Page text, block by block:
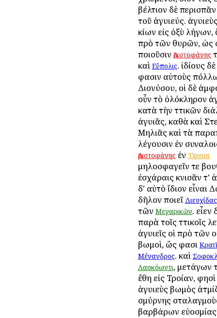
βέλτιον δὲ
τοῦ ἀγυιεύς.
κίων εἰς ὀξὺ λήγων,
πρὸ τῶν θυρῶν, ὡς
ποιοῦσιν Ἀριστοφάνης
καὶ Εὔπολις. ἰδίους
φασιν αὐτοὺς
Διονύσου, οἱ δὲ
οὖν τὸ ὁλόκληρον
κατὰ τὴν Ἀττικῶν
ἀγυιᾶς, καθὰ καὶ
Μηλιᾶς καὶ τὰ
λέγουσιν ἐν
Ἀριστοφάνης ἐν Ὄρνισι
μηλοσφαγεῖν τε
ἐσχάραις κνισᾶν τ'
δ' αὐτὸ ἴδιον εἶναι
δῆλον ποιεῖ Διευχίδας
τῶν Μεγαρικῶν. εἶεν
παρὰ τοῖς Ἀττικοῖς
ἀγυιεῖς οἱ πρὸ τῶν
βωμοὶ, ὥς φασι
Μένανδρος. καὶ
Λαοκόωντι, μετάγων
ἔθη εἰς Τροίαν,
ἀγυιεὺς βωμὸς
σμύρνης
βαρβάρων